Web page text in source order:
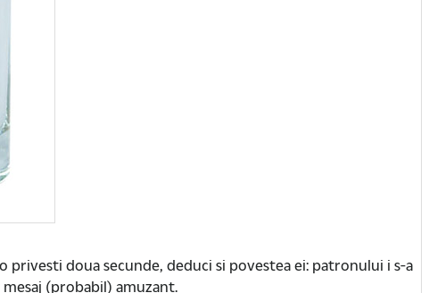
privesti doua secunde, deduci si povestea ei: patronului i s-a
(probabil) amuzant.